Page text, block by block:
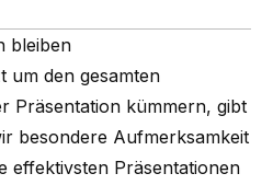
bleiben
um den gesamten
Präsentation kümmern, gibt
besondere Aufmerksamkeit
effektivsten Präsentationen